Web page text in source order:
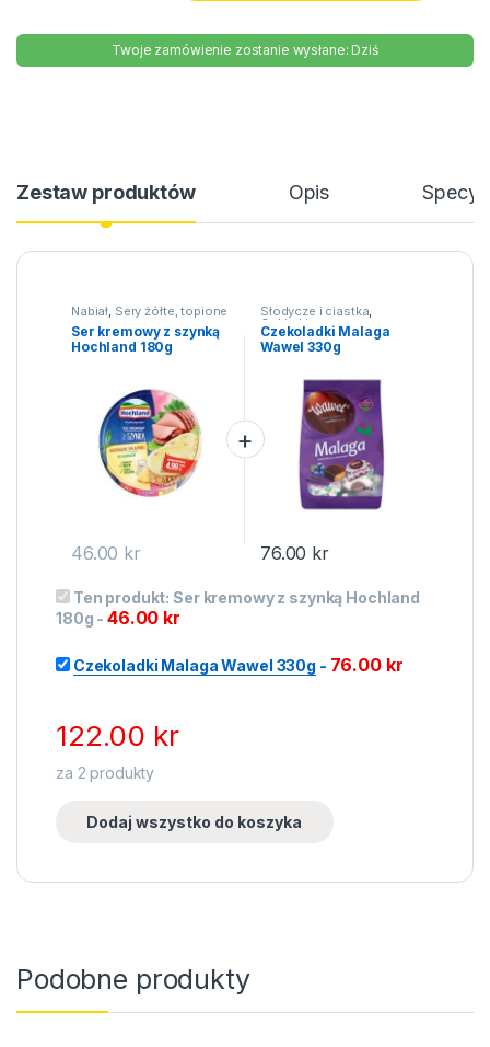
Twoje zamówienie zostanie wysłane: Dziś
Zestaw produktów Opis
Nabiał, Sery żółte, topione
Ser kremowy z szynką
Hochland 180g
46.00 kr
Słodycze i ciastka,
Cukierki
Czekoladki Malaga
Wawel 330g
76.00 kr
Ten produkt:Ser kremowy z szynką Hochland
180g -46.00 kr
Czekoladki Malaga Wawel 330g - 76.00 kr
122.00 kr
za 2 produkty
Dodaj wszystko do koszyka
Podobne produkty